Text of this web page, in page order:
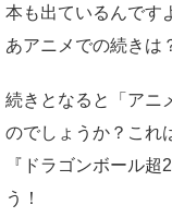
本も出ているんです
あアニメでの続きは
続きとなると「アニ
のでしょうか？これ
『ドラゴンボール
う！